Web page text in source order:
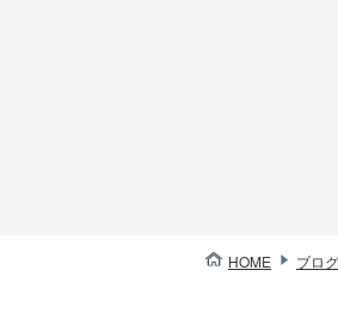
HOME ブロ